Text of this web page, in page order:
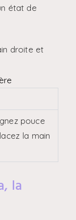
état de
droite et
pouce
la main
la